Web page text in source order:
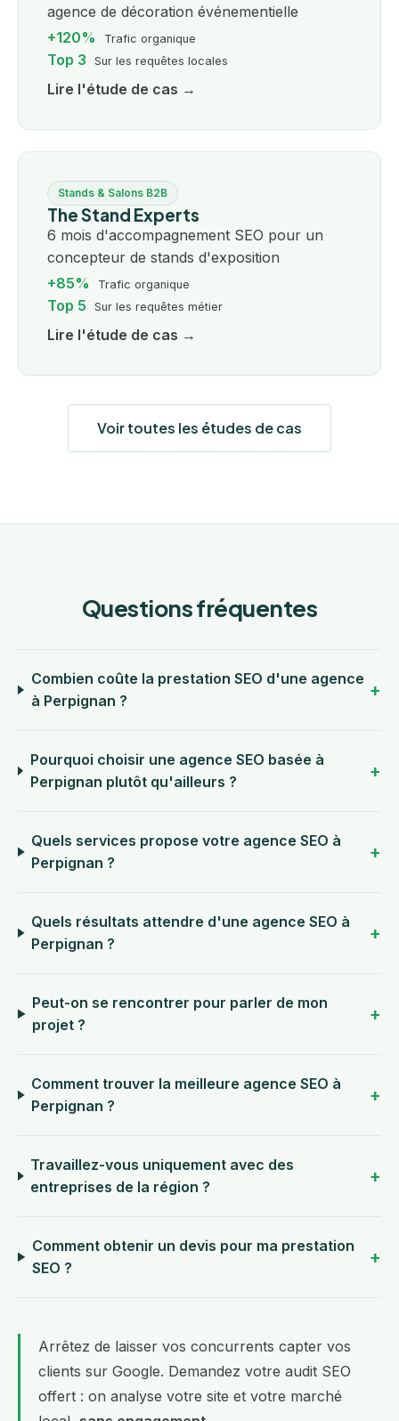
agence de décoration événementielle
+120%
Trafic organique
Top 3 Sur les requêtes locales
Lire l'étude de cas →
Stands & Salons B2B
The Stand Experts
6 mois d'accompagnement SEO pour un
concepteur de stands d'exposition
+85%
Trafic organique
Top 5 Sur les requêtes métier
Lire l'étude de cas →
Voir toutes les études de cas
Questions fréquentes
Combien coûte la prestation SEO d'une agence
à Perpignan ?
Pourquoi choisir une agence SEO basée à
Perpignan plutôt qu'ailleurs ?
Quels services propose votre agence SEO à
Perpignan ?
Quels résultats attendre d'une agence SEO à
Perpignan ?
Peut-on se rencontrer pour parler de mon
projet ?
Comment trouver la meilleure agence SEO à
Perpignan ?
Travaillez-vous uniquement avec des
entreprises de la région ?
Comment obtenir un devis pour ma prestation
SEO ?
Arrêtez de laisser vos concurrents capter vos
clients sur Google. Demandez votre audit SEO
offert : on analyse votre site et votre marché